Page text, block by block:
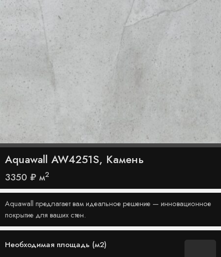
Aquawall AW4251S, Камень
3350 ₽ м2
Aquawall предлагает вам идеальное решение — инновационное
покрытие для ваших стен.
Необходимая площадь (м2)